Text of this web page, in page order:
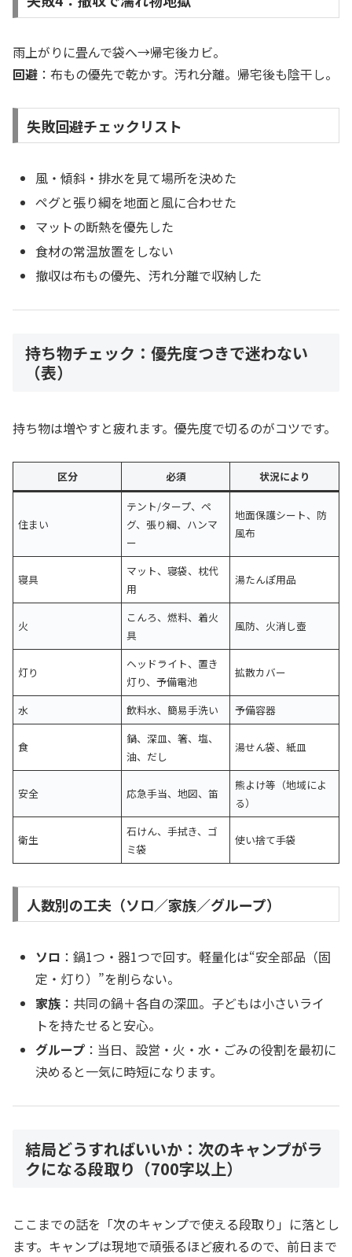
雨上がりに畳んで袋へ→帰宅後カビ。
回避 ：布もの優先で乾かす。汚れ分離。帰宅後も陰干し。
失敗回避チェックリスト
風・傾斜・排水を見て場所を決めた
ペグと張り綱を地面と風に合わせた
マットの断熱を優先した
食材の常温放置をしない
撤収は布もの優先、汚れ分離で収納した
持ち物チェック：優先度つきで迷わない
（表）
持ち物は増やすと疲れます。優先度で切るのがコツです。
区分 必須 状況により
住まい
テント/タープ、ペ
グ、張り綱、ハンマ
ー
地面保護シート、防
風布
寝具
マット、寝袋、枕代
用
湯たんぽ用品
火
こんろ、燃料、着火
具
風防、火消し壺
灯り
ヘッドライト、置き
灯り、予備電池
拡散カバー
水 飲料水、簡易手洗い 予備容器
食
鍋、深皿、箸、塩、
油、だし
湯せん袋、紙皿
安全 応急手当、地図、笛
熊よけ等（地域によ
る）
衛生
石けん、手拭き、ゴ
ミ袋
使い捨て手袋
人数別の工夫（ソロ／家族／グループ）
ソロ ：鍋1つ・器1つで回す。軽量化は“安全部品（固
定・灯り）”を削らない。
家族 ：共同の鍋＋各自の深皿。子どもは小さいライ
トを持たせると安心。
グループ ：当日、設営・火・水・ごみの役割を最初に
決めると一気に時短になります。
結局どうすればいいか：次のキャンプがラ
クになる段取り（700字以上）
ここまでの話を「次のキャンプで使える段取り」に落とし
ます。キャンプは現地で頑張るほど疲れるので、前日まで